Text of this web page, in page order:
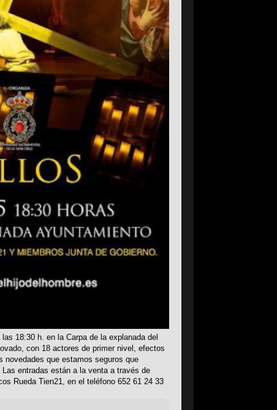
las 18:30 h. en la Carpa de la explanada del
con 18 actores de primer nivel, efectos
que estamos seguros que
Las entradas están a la venta a través de
Rueda Tien21, en el teléfono 652 61 24 33